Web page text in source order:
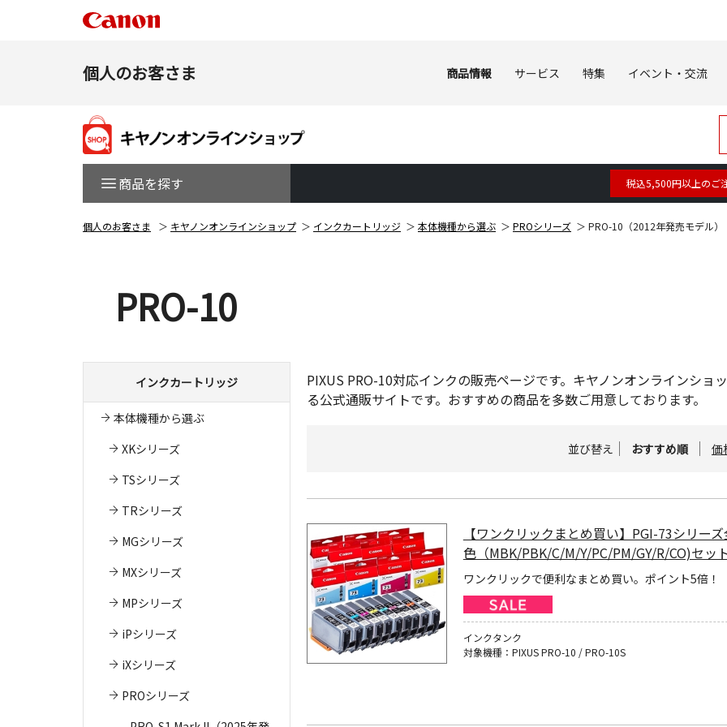
個人のお客さま 商品情報 サービス 特集 イベント・交流
商品を探す 税込5,500円以上のご
個人のお客さま キヤノンオンラインショップ インクカートリッジ 本体機種から選ぶ PROシリーズ PRO-10（2012年発売モデル）
PRO-10
インクカートリッジ
本体機種から選ぶ
XKシリーズ
TSシリーズ
TRシリーズ
MGシリーズ
MXシリーズ
MPシリーズ
iPシリーズ
iXシリーズ
PROシリーズ
PIXUS PRO-10対応インクの販売ページです。キヤノンオンラインショ
る公式通販サイトです。おすすめの商品を多数ご用意しております。
並び替え おすすめ順 価
【ワンクリックまとめ買い】PGI-73シリー
色（MBK/PBK/C/M/Y/PC/PM/GY/R/CO)セッ
ワンクリックで便利なまとめ買い。ポイント5倍！
インクタンク
対象機種：PIXUS PRO-10 / PRO-10S